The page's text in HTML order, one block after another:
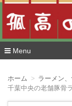
Menu
ホーム
ラーメン
千葉中央の老舗豚骨